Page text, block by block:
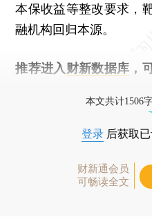
本保收益等整改要求，
融机构回归本源。
推荐进入 财新数据库 ，
本文共计1506
登录 后获取
财新通会员
可畅读全文